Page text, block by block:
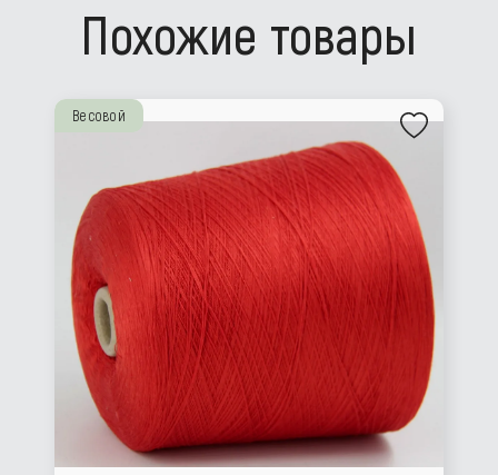
Похожие товары
Весовой